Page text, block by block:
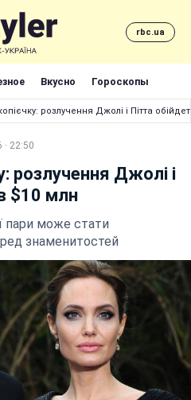
rbc.ua
Вкусно Гороскопы
розлучення Джолі і Пітта
· 22:50
розлучення Джолі і
$10 млн
пари може стати
знаменитостей